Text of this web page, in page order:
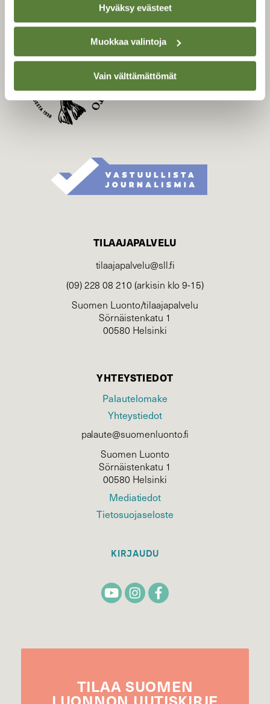
Hyväksy evästeet
Muokkaa valintoja
Vain välttämättömät
SUOMEN LUONNON­
SUOJELU­LIITTO
Suomen Luonto -lehden
kustantaja on
luonnonsuojelu­liitto
TILAAJAPALVELU
tilaajapalvelu@sll.fi
(09) 228 08 210 (arkisin klo 9-15)
Suomen Luonto/tilaajapalvelu
Sörnäistenkatu 1
00580 Helsinki
YHTEYSTIEDOT
Palautelomake
Yhteystiedot
palaute@suomenluonto.fi
Suomen Luonto
Sörnäistenkatu 1
00580 Helsinki
Mediatiedot
Tietosuojaseloste
KIRJAUDU
TILAA SUOMEN